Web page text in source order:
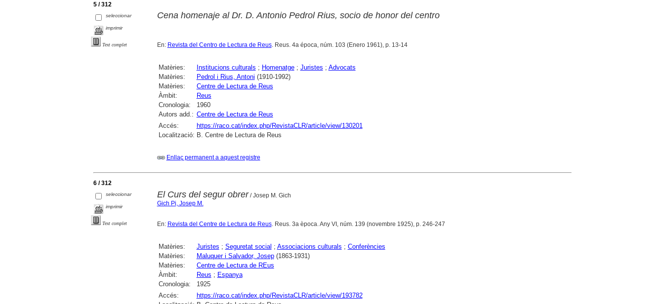
5 / 312
seleccionar
imprimir
Text complet
Cena homenaje al Dr. D. Antonio Pedrol Rius, socio de honor del centro
En: Revista del Centro de Lectura de Reus. Reus. 4a época, núm. 103 (Enero 1961), p. 13-14
Matèries: Institucions culturals ; Homenatge; Juristes ; Advocats
Matèries:
Pedrol i Rius, Antoni (1910-1992)
Matèries:
Centre de Lectura de Reus
Àmbit:
Reus
Cronologia:
1960
Autors add.: Centre de Lectura de Reus
Accés:
https://raco.cat/index.php/RevistaCLR/article/view/130201
Localització: B. Centre de Lectura de Reus
Enllaç permanent a aquest registre
6 / 312
seleccionar
imprimir
Text complet
El Curs del segur obrer/ Josep M. Gich
Gich Pi, Josep M.
En: Revista del Centre de Lectura de Reus. Reus. 3a època. Any VI, núm. 139 (novembre 1925), p. 246-247
Matèries: Juristes ; Seguretat social ; Associacions culturals ; Conferències
Matèries:
Maluquer i Salvador, Josep(1863-1931)
Matèries:
Centre de Lectura de REus
Àmbit:
Reus ; Espanya
Cronologia:
1925
Accés:
https://raco.cat/index.php/RevistaCLR/article/view/193782